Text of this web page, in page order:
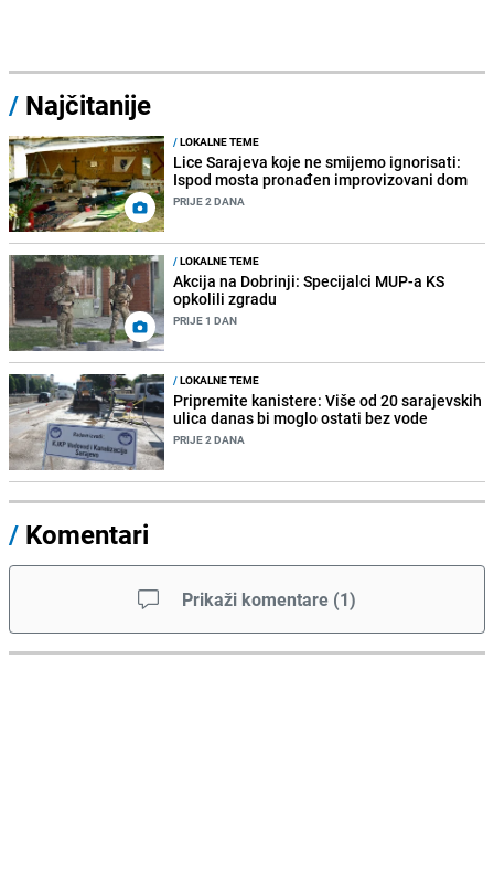
/ Najčitanije
/LOKALNE TEME
Lice Sarajeva koje ne smijemo ignorisati:
Ispod mosta pronađen improvizovani dom
PRIJE 2 DANA
/LOKALNE TEME
Akcija na Dobrinji: Specijalci MUP-a KS
opkolili zgradu
PRIJE 1 DAN
/LOKALNE TEME
Pripremite kanistere: Više od 20 sarajevskih
ulica danas bi moglo ostati bez vode
PRIJE 2 DANA
/ Komentari
Prikaži komentare (1)